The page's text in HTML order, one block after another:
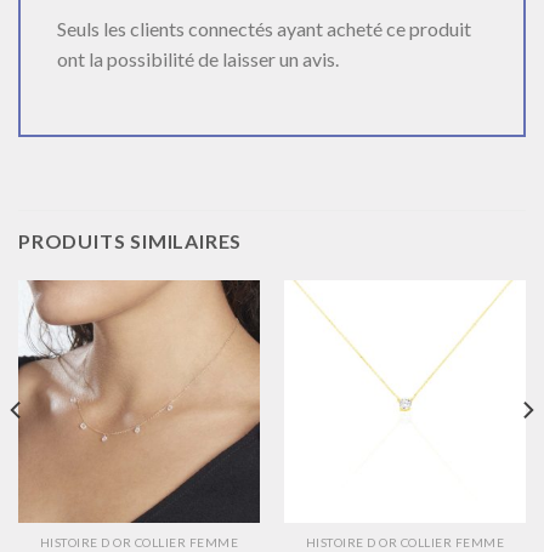
Seuls les clients connectés ayant acheté ce produit
ont la possibilité de laisser un avis.
PRODUITS SIMILAIRES
HISTOIRE D OR COLLIER FEMME HISTOIRE D OR COLLIER FEMME